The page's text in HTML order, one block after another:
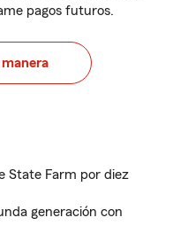
pagos futuros.
manera
State Farm por diez
generación con